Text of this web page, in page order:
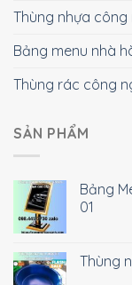
Thùng nhựa công
Bảng menu nhà
Thùng rác công
SẢN PHẨM
Bảng
01
Thùng